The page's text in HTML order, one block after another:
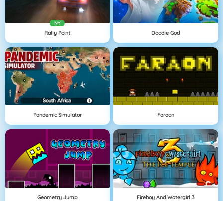
NY
Rally Point Doodle God
Pandemic Simulator Faraon
Geometry Jump Fireboy And Watergirl 3